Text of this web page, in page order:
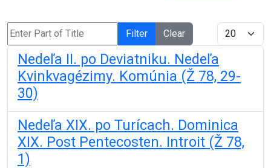
Enter Part of Title Filter Clear Display #
Nedeľa II. po Deviatniku. Nedeľa
Kvinkvagézimy. Komúnia (Ž 78, 29-
30)
Nedeľa XIX. po Turícach. Dominica
XIX. Post Pentecosten. Introit (Ž 78,
1)